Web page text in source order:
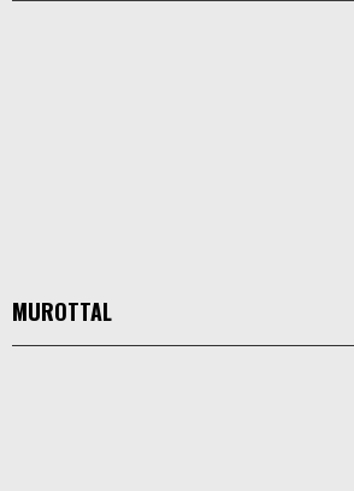
MUROTTAL